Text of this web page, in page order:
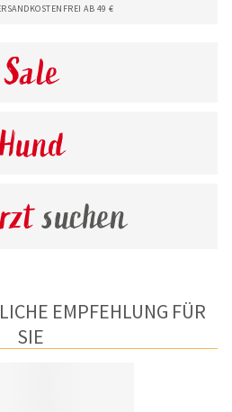
AB 49 €
Sale
suchen
EMPFEHLUNG FÜR
SIE